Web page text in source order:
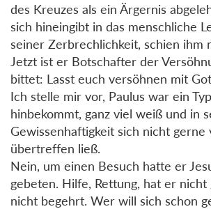
des Kreuzes als ein Ärgernis
sich hineingibt in das menschliche
seiner Zerbrechlichkeit, schien ihm
Jetzt ist er Botschafter der
bittet: Lasst euch versöhnen mit
Ich stelle mir vor, Paulus war ein
hinbekommt, ganz viel weiß und in
Gewissenhaftigkeit sich nicht gerne
übertreffen ließ.
Nein, um einen Besuch hatte er
gebeten. Hilfe, Rettung, hat er
nicht begehrt. Wer will sich schon